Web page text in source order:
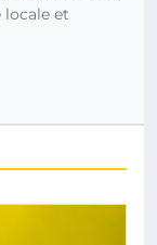
locale et